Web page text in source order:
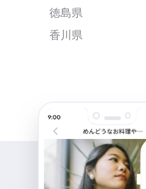
徳島県
香川県